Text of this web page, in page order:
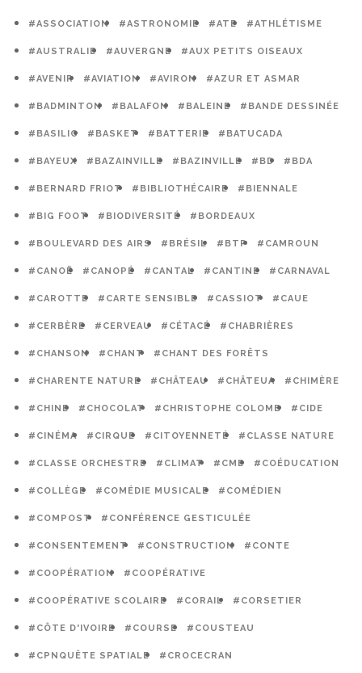
#ASSOCIATION #ASTRONOMIE #ATE #ATHLÉTISME
#AUSTRALIE #AUVERGNE #AUX PETITS OISEAUX
#AVENIR #AVIATION #AVIRON #AZUR ET ASMAR
#BADMINTON #BALAFON #BALEINE #BANDE DESSINÉE
#BASILIC #BASKET #BATTERIE #BATUCADA
#BAYEUX #BAZAINVILLE #BAZINVILLE #BD #BDA
#BERNARD FRIOT #BIBLIOTHÉCAIRE #BIENNALE
#BIG FOOT #BIODIVERSITÉ #BORDEAUX
#BOULEVARD DES AIRS #BRÉSIL #BTP #CAMROUN
#CANOË #CANOPÉ #CANTAL #CANTINE #CARNAVAL
#CAROTTE #CARTE SENSIBLE #CASSIOT #CAUE
#CERBÈRE #CERVEAU #CÉTACÉ #CHABRIÈRES
#CHANSON #CHANT #CHANT DES FORÊTS
#CHARENTE NATURE #CHÂTEAU #CHÂTEUA #CHIMÈRE
#CHINE #CHOCOLAT #CHRISTOPHE COLOMB #CIDE
#CINÉMA #CIRQUE #CITOYENNETÉ #CLASSE NATURE
#CLASSE ORCHESTRE #CLIMAT #CME #COÉDUCATION
#COLLÈGE #COMÉDIE MUSICALE #COMÉDIEN
#COMPOST #CONFÉRENCE GESTICULÉE
#CONSENTEMENT #CONSTRUCTION #CONTE
#COOPÉRATION #COOPÉRATIVE
#COOPÉRATIVE SCOLAIRE #CORAIL #CORSETIER
#CÔTE D'IVOIRE #COURSE #COUSTEAU
#CPNQUÊTE SPATIALE #CROCECRAN